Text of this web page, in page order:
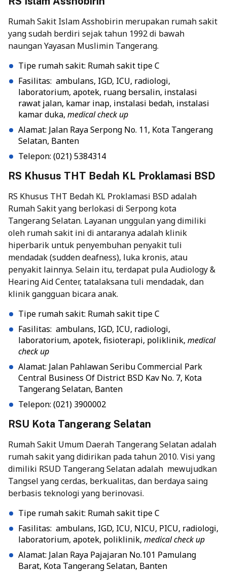
Rumah Sakit Islam Asshobirin merupakan rumah sakit
yang sudah berdiri sejak tahun 1992 di bawah
naungan Yayasan Muslimin Tangerang.
Tipe rumah sakit: Rumah sakit tipe C
Fasilitas: ambulans, IGD, ICU, radiologi,
laboratorium, apotek, ruang bersalin, instalasi
rawat jalan, kamar inap, instalasi bedah, instalasi
kamar duka, medical check up
Alamat: Jalan Raya Serpong No. 11, Kota Tangerang
Selatan, Banten
Telepon: (021) 5384314
RS Khusus THT Bedah KL Proklamasi BSD
RS Khusus THT Bedah KL Proklamasi BSD adalah
Rumah Sakit yang berlokasi di Serpong kota
Tangerang Selatan. Layanan unggulan yang dimiliki
oleh rumah sakit ini di antaranya adalah klinik
hiperbarik untuk penyembuhan penyakit tuli
mendadak (sudden deafness), luka kronis, atau
penyakit lainnya. Selain itu, terdapat pula Audiology &
Hearing Aid Center, tatalaksana tuli mendadak, dan
klinik gangguan bicara anak.
Tipe rumah sakit: Rumah sakit tipe C
Fasilitas: ambulans, IGD, ICU, radiologi,
laboratorium, apotek, fisioterapi, poliklinik, medical
check up
Alamat: Jalan Pahlawan Seribu Commercial Park
Central Business Of District BSD Kav No. 7, Kota
Tangerang Selatan, Banten
Telepon: (021) 3900002
RSU Kota Tangerang Selatan
Rumah Sakit Umum Daerah Tangerang Selatan adalah
rumah sakit yang didirikan pada tahun 2010. Visi yang
dimiliki RSUD Tangerang Selatan adalah mewujudkan
Tangsel yang cerdas, berkualitas, dan berdaya saing
berbasis teknologi yang berinovasi.
Tipe rumah sakit: Rumah sakit tipe C
Fasilitas: ambulans, IGD, ICU, NICU, PICU, radiologi,
laboratorium, apotek, poliklinik, medical check up
Alamat: Jalan Raya Pajajaran No.101 Pamulang
Barat, Kota Tangerang Selatan, Banten